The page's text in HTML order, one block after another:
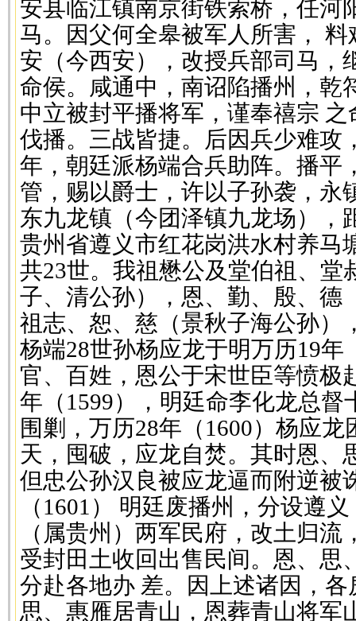
安县临江镇南京街铁索桥，任河
马。因父何全皋被军人所害，
安（今西安），改授兵部司马，
命侯。咸通中，南诏陷播州，乾
中立被封平播将军，谨奉禧宗
伐播。三战皆捷。后因兵少难攻
年，朝廷派杨端合兵助阵。播平
管，赐以爵士，许以子孙袭，永
东九龙镇（今团泽镇九龙场），
贵州省遵义市红花岗洪水村养马
共23世。我祖懋公及堂伯祖、堂
子、清公孙），恩、勤、殷、德
祖志、恕、慈（景秋子海公孙）
杨端28世孙杨应龙于明万历19年
官、百姓，恩公于宋世臣等愤极
年（1599），明廷命李化龙总督
围剿，万历28年（1600）杨应
天，囤破，应龙自焚。其时恩、
但忠公孙汉良被应龙逼而附逆被
（1601） 明廷废播州，分设遵
（属贵州）两军民府，改土归
受封田土收回出售民间。恩、思
分赴各地办 差。因上述诸因，
思、惠雁居青山，恩葬青山将军